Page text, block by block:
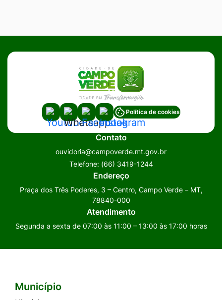
Acessar
a
Social
Acessar
a
Social
Whatsapp
Acessar
a
Rede
Social
Facebook
Acessar
a
Rede
Social
Instagram
Política de cookies
Contato
ouvidoria@campoverde.mt.gov.br
Telefone: (66) 3419-1244
Endereço
Praça dos Três Poderes, 3 – Centro, Campo Verde – MT,
78840-000
Atendimento
Segunda a sexta de 07:00 às 11:00 – 13:00 às 17:00 horas
Seção do Rodapé e Contato
Município